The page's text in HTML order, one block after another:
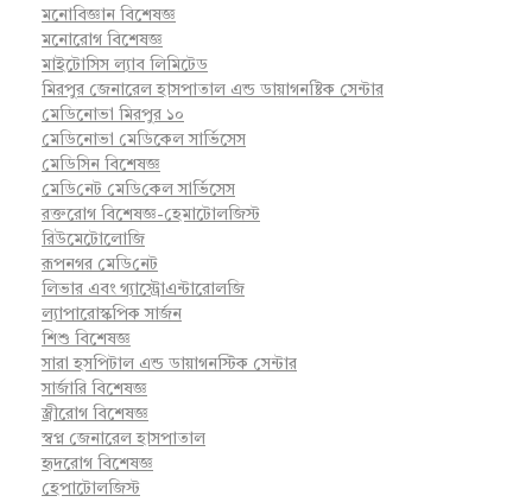
মনোবিজ্ঞান বিশেষজ্ঞ
মনোরোগ বিশেষজ্ঞ
মাইটোসিস ল্যাব লিমিটেড
মিরপুর জেনারেল হাসপাতাল এন্ড ডায়াগনষ্টিক সেন্টার
মেডিনোভা মিরপুর ১০
মেডিনোভা মেডিকেল সার্ভিসেস
মেডিসিন বিশেষজ্ঞ
মে‌ডি‌নেট মে‌ডি‌কেল সা‌র্ভিসেস
রক্তরোগ বিশেষজ্ঞ-হেমাটোলজিস্ট
রিউমেটোলোজি
রূপনগর মে‌ডি‌নেট
লিভার এবং গ্যাস্ট্রোএন্টারোলজি
ল্যাপারোস্কপিক সার্জন
শিশু বিশেষজ্ঞ
সারা হসপিটাল এন্ড ডায়াগনস্টিক সেন্টার
সার্জারি বিশেষজ্ঞ
স্ত্রীরোগ বিশেষজ্ঞ
স্বপ্ন জেনারেল হাসপাতাল
হৃদরোগ বিশেষজ্ঞ
হেপাটোলজিস্ট